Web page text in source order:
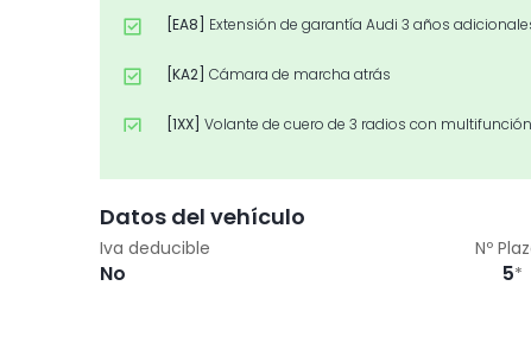
[EA8] Extensión de garantía Audi 3 años
[KA2] Cámara de marcha atrás
[1XX] Volante de cuero de 3 radios con
[PYC] Paquete Climatización plus
Carcasa de los retrovisores exteriores en negro
Datos del vehículo
Iva deducible
No
Nº
5*